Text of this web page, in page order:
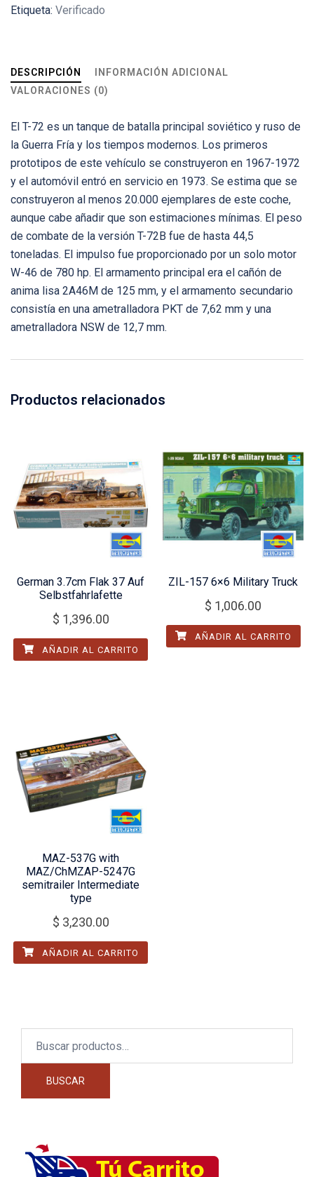
Etiqueta: Verificado
DESCRIPCIÓN
INFORMACIÓN ADICIONAL
VALORACIONES (0)
El T-72 es un tanque de batalla principal soviético y ruso de
la Guerra Fría y los tiempos modernos. Los primeros
prototipos de este vehículo se construyeron en 1967-1972
y el automóvil entró en servicio en 1973. Se estima que se
construyeron al menos 20.000 ejemplares de este coche,
aunque cabe añadir que son estimaciones mínimas. El peso
de combate de la versión T-72B fue de hasta 44,5
toneladas. El impulso fue proporcionado por un solo motor
W-46 de 780 hp. El armamento principal era el cañón de
anima lisa 2A46M de 125 mm, y el armamento secundario
consistía en una ametralladora PKT de 7,62 mm y una
ametralladora NSW de 12,7 mm.
Productos relacionados
German 3.7cm Flak 37 Auf
Selbstfahrlafette
$ 1,396.00
AÑADIR AL CARRITO
ZIL-157 6×6 Military Truck
$ 1,006.00
AÑADIR AL CARRITO
MAZ-537G with
MAZ/ChMZAP-5247G
semitrailer Intermediate
type
$ 3,230.00
AÑADIR AL CARRITO
BUSCAR